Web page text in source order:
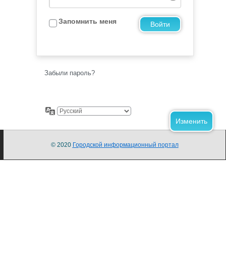
Запомнить меня
Забыли пароль?
© 2020 Городской информационный портал